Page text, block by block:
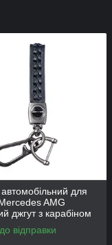
для
AMG
джгут з карабіном
чорний + викрутка
відправки